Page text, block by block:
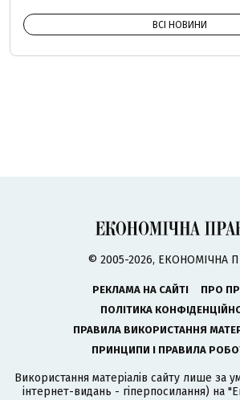
ВСІ НОВИНИ
© 2005-2026, ЕКОНОМІЧНА
РЕКЛАМА НА САЙТІ
ПРО
ПОЛІТИКА
ПРАВИЛА ВИКОРИСТАННЯ
ПРИНЦИПИ І ПРАВИЛА
Використання матеріалів сайту лише за
інтернет-видань - гіперпосилання) на